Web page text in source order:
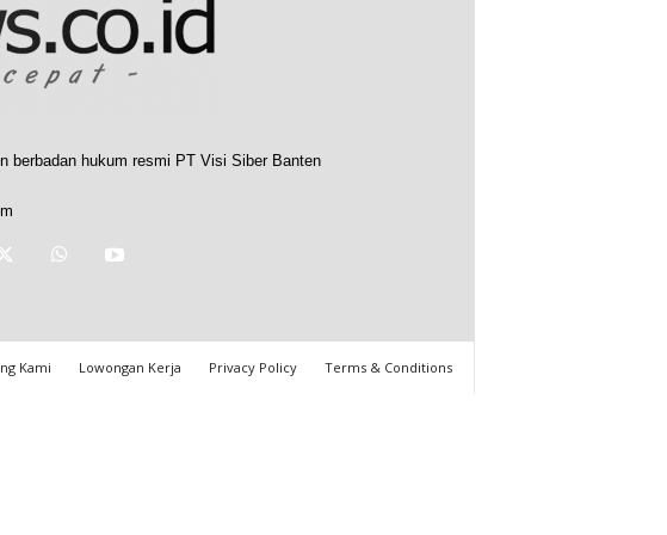
berbadan hukum resmi PT Visi Siber Banten
Kami Lowongan Kerja Privacy Policy Terms & Conditions